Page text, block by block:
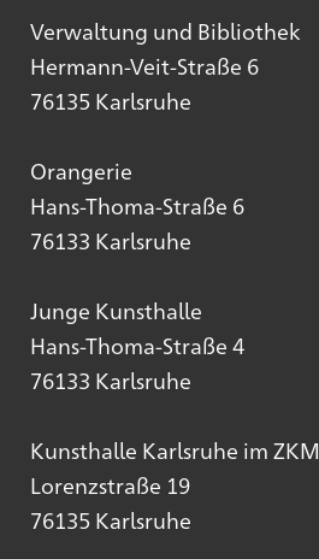
Verwaltung und Bibliothek
Hermann-Veit-Straße 6
76135 Karlsruhe
Orangerie
Hans-Thoma-Straße 6
76133 Karlsruhe
Junge Kunsthalle
Hans-Thoma-Straße 4
76133 Karlsruhe
Kunsthalle Karlsruhe im ZKM
Lorenzstraße 19
76135 Karlsruhe